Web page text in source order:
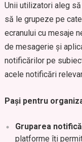
Unii utilizatori aleg
să le grupeze pe
ecranului cu mesaje
de mesagerie și
notificărilor pe
acele notificări
Pași pentru
Gruparea
platforme îți